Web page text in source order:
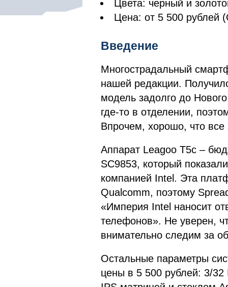
Цвета: черный и
Цена: от 5 500 рублей
Введение
Многострадальный
нашей редакции.
модель задолго до
где-то в отделении,
Впрочем, хорошо, что все
Аппарат Leagoo T5c –
SC9853, который
компанией Intel. Эта
Qualcomm, поэтому
«Империя Intel наносит
телефонов». Не уверен,
внимательно следим за
Остальные параметры
цены в 5 500 рублей: 3/